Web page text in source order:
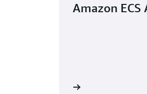
Amazon ECS